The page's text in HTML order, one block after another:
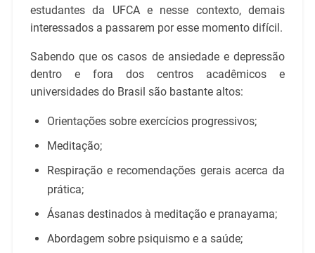
estudantes da UFCA e nesse contexto, demais
interessados a passarem por esse momento difícil.
Sabendo que os casos de ansiedade e depressão
dentro e fora dos centros acadêmicos e
universidades do Brasil são bastante altos:
Orientações sobre exercícios progressivos;
Meditação;
Respiração e recomendações gerais acerca da
prática;
Ásanas destinados à meditação e pranayama;
Abordagem sobre psiquismo e a saúde;